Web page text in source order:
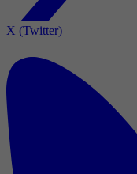
X (Twitter)